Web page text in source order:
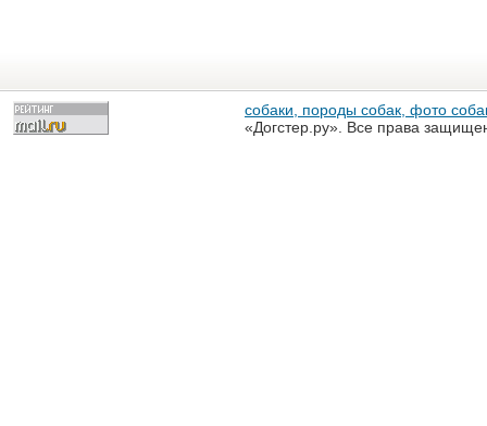
собаки, породы собак, фото
«Догстер.ру». Все права